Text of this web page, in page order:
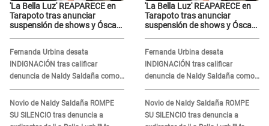
'La Bella Luz' REAPARECE en
Tarapoto tras anunciar
suspensión de shows y Óscar
Fernanda Urbina desata
INDIGNACIÓN tras calificar
denuncia de Naldy Saldaña como
'acto bochornoso': "No es justo
atacar a otra mujer"
Novio de Naldy Saldaña ROMPE
SU SILENCIO tras denuncia a
'La Bella Luz' REAPARECE en
Tarapoto tras anunciar
suspensión de shows y Óscar
Fernanda Urbina desata
INDIGNACIÓN tras calificar
denuncia de Naldy Saldaña como
'acto bochornoso': "No es justo
atacar a otra mujer"
Novio de Naldy Saldaña ROMPE
SU SILENCIO tras denuncia a